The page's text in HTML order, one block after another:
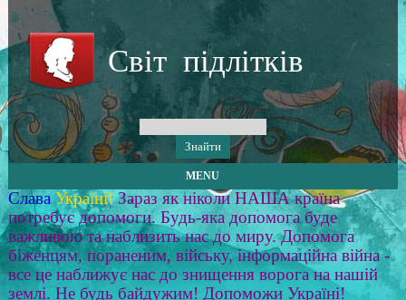
Світ підлітків
MENU
Слава Україні! Зараз як ніколи НАША країна
потребує допомоги. Будь-яка допомога буде
важливою та наблизить нас до миру. Допомога
біженцям, пораненим, війську, інформаційна війна -
все це наближує нас до знищення ворога на нашій
землі. Не будь байдужим! Допоможи Україні!